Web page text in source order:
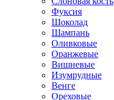
Фуксия
Шоколад
Шампань
Оливковые
Оранжевые
Вишневые
Изумрудные
Венге
Ореховые